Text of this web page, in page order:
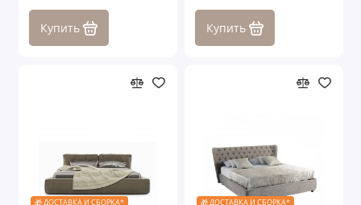
Купить Купить
🎁 ДОСТАВКА И СБОРКА* 🎁 ДОСТАВКА И СБОРКА*